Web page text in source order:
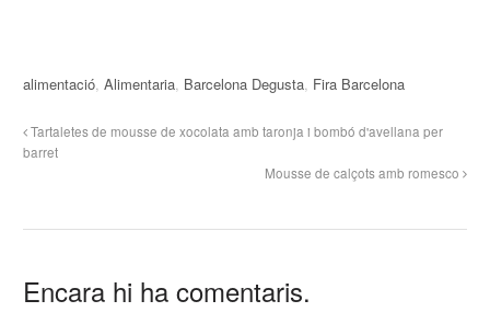
alimentació,Alimentaria, Barcelona Degusta, Fira Barcelona
Tartaletes de mousse de xocolata amb taronja i bombó d'avellana per
barret
Mousse de calçots amb romesco
Encara hi ha comentaris.